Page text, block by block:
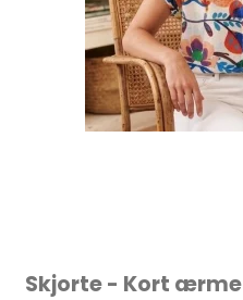
Skjorte - Kort